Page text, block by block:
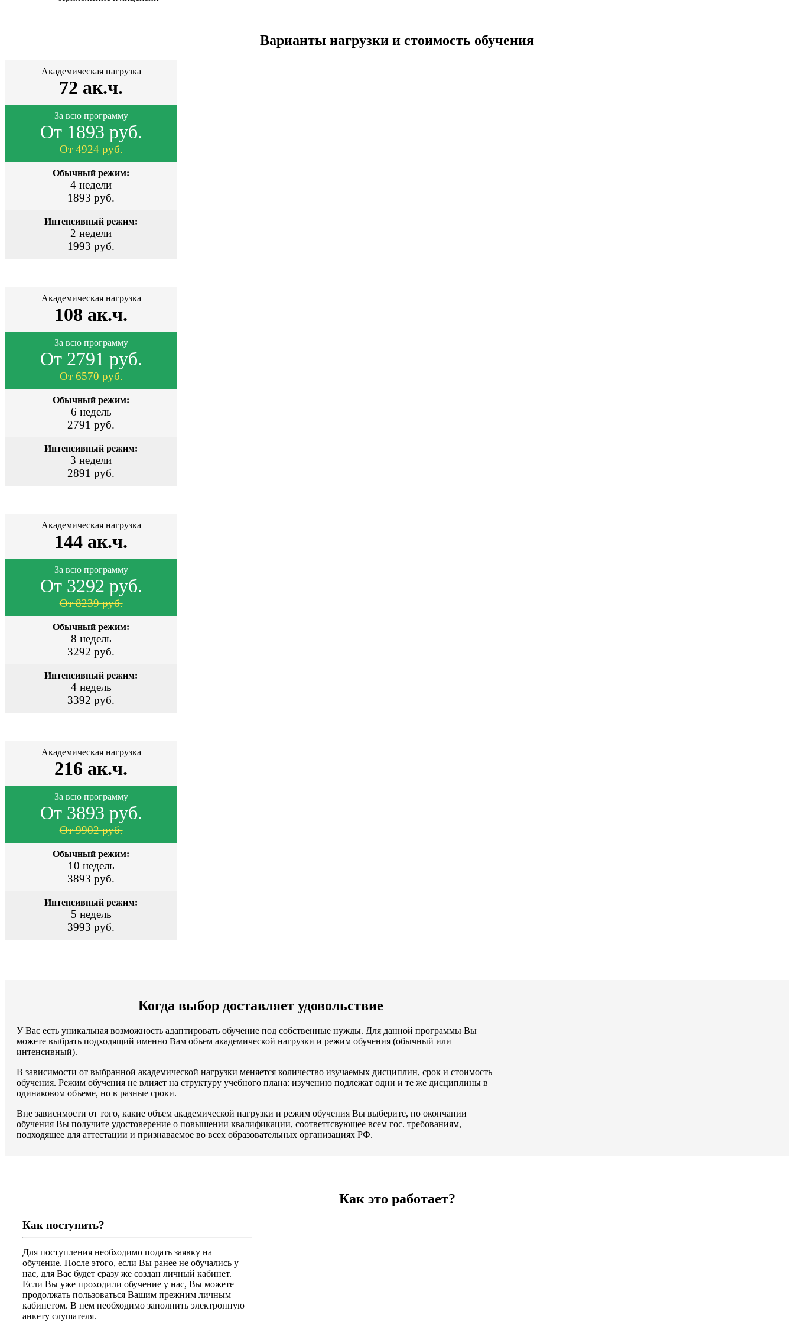
Варианты нагрузки и стоимость обучения
Академическая нагрузка
72 ак.ч.
За всю программу
От 1893 руб.
От 4924 руб.
Обычный режим:
4 недели
1893 руб.
Интенсивный режим:
2 недели
1993 руб.
Академическая нагрузка
108 ак.ч.
За всю программу
От 2791 руб.
От 6570 руб.
Обычный режим:
6 недель
2791 руб.
Интенсивный режим:
3 недели
2891 руб.
Академическая нагрузка
144 ак.ч.
За всю программу
От 3292 руб.
От 8239 руб.
Обычный режим:
8 недель
3292 руб.
Интенсивный режим:
4 недель
3392 руб.
Академическая нагрузка
216 ак.ч.
За всю программу
От 3893 руб.
От 9902 руб.
Обычный режим:
10 недель
3893 руб.
Интенсивный режим:
5 недель
3993 руб.
Когда выбор доставляет удовольствие
У Вас есть уникальная возможность адаптировать обучение под собственные нужды. Для данной программы Вы
можете выбрать подходящий именно Вам объем академической нагрузки и режим обучения (обычный или
интенсивный).
В зависимости от выбранной академической нагрузки меняется количество изучаемых дисциплин, срок и стоимость
обучения. Режим обучения не влияет на структуру учебного плана: изучению подлежат одни и те же дисциплины в
одинаковом объеме, но в разные сроки.
Вне зависимости от того, какие объем академической нагрузки и режим обучения Вы выберите, по окончании
обучения Вы получите удостоверение о повышении квалификации, соответтсвующее всем гос. требованиям,
подходящее для аттестации и признаваемое во всех образовательных организациях РФ.
Как это работает?
Как поступить?
Для поступления необходимо подать заявку на
обучение. После этого, если Вы ранее не обучались у
нас, для Вас будет сразу же создан личный кабинет.
Если Вы уже проходили обучение у нас, Вы можете
продолжать пользоваться Вашим прежним личным
кабинетом. В нем необходимо заполнить электронную
анкету слушателя.